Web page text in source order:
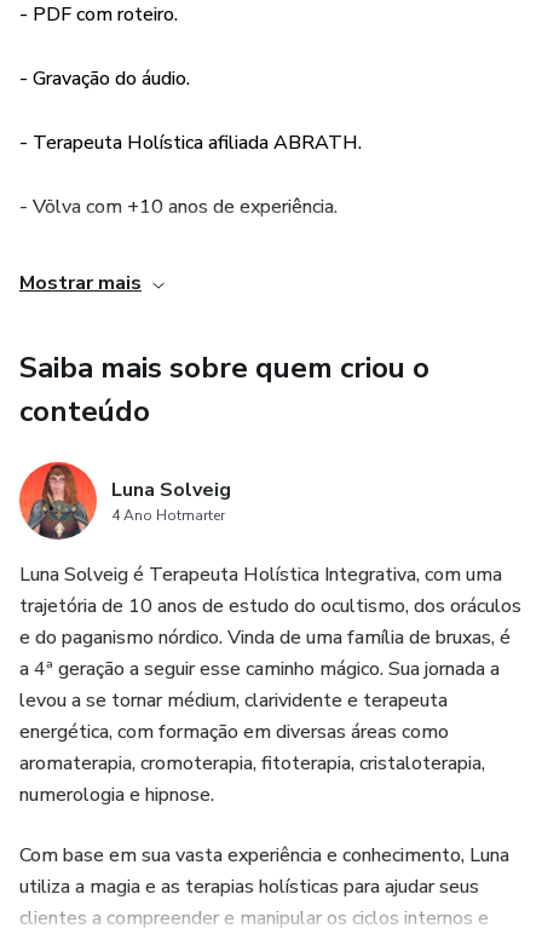
gravação de áudio para ouvir quando quiser.
Pode alcançar os mesmos resultados que a hipnose e a
- Conectar-se com um dos Deuses Nórdicos
- Receber orientação dos Ancestrais
- Remover bloqueios emocionais
- Fortalecer autoestima e amor-próprio
- Despertar inspiração e criatividade
- Reencontrar força, foco e equilíbrio
A Jornada Xamânica é um espaço seguro, entre mundos,
onde a sabedoria ancestral se revela e a a essência
encontra força para florescer. Vai ser uma honra ser a sua
völva nessa jornada.
WhatsApp para 5521993550021 para acertar os
detalhes. Você recebe o PDF em no máximo 7 dias.
- PDF com roteiro.
- Gravação do áudio.
- Terapeuta Holística afiliada ABRATH.
- Völva com +10 anos de experiência.
Mostrar mais
Saiba mais sobre quem criou o
conteúdo
Luna Solveig
4 Ano Hotmarter
Luna Solveig é Terapeuta Holística Integrativa, com uma
trajetória de 10 anos de estudo do ocultismo, dos oráculos
e do paganismo nórdico. Vinda de uma família de bruxas, é
a 4ª geração a seguir esse caminho mágico. Sua jornada a
levou a se tornar médium, clarividente e terapeuta
energética, com formação em diversas áreas como
aromaterapia, cromoterapia, fitoterapia, cristaloterapia,
numerologia e hipnose.
Com base em sua vasta experiência e conhecimento, Luna
utiliza a magia e as terapias holísticas para ajudar seus
clientes a compreender e manipular os ciclos internos e